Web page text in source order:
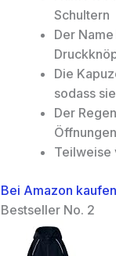
Schultern
Der
Die
sodass
Der
Teilweise
Bei Amazon kaufen
Bestseller No. 2